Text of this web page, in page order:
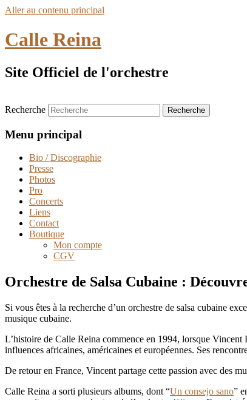
Aller au contenu principal
Calle Reina
Site Officiel de l'orchestre
Recherche
Menu principal
Bio / Discographie
Presse
Photos
Pro
Concerts
Liens
Contact
Boutique
Mon compte
CGV
Orchestre de Salsa Cubaine :
Si vous êtes à la recherche d’un orchestre de salsa cubaine
musique cubaine.
L’histoire de Calle Reina commence en 1994, lorsque
influences africaines, américaines et européennes. Ses
De retour en France, Vincent partage cette passion avec des
Calle Reina a sorti plusieurs albums, dont “Un consejo sano”